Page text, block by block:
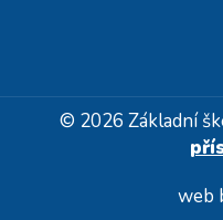
© 2026 Základní
web